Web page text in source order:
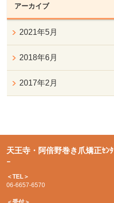
アーカイブ
2021年5月
2018年6月
2017年2月
天王寺・阿倍野巻き爪矯正ｾﾝﾀ
ｰ
＜TEL＞
06-6657-6570